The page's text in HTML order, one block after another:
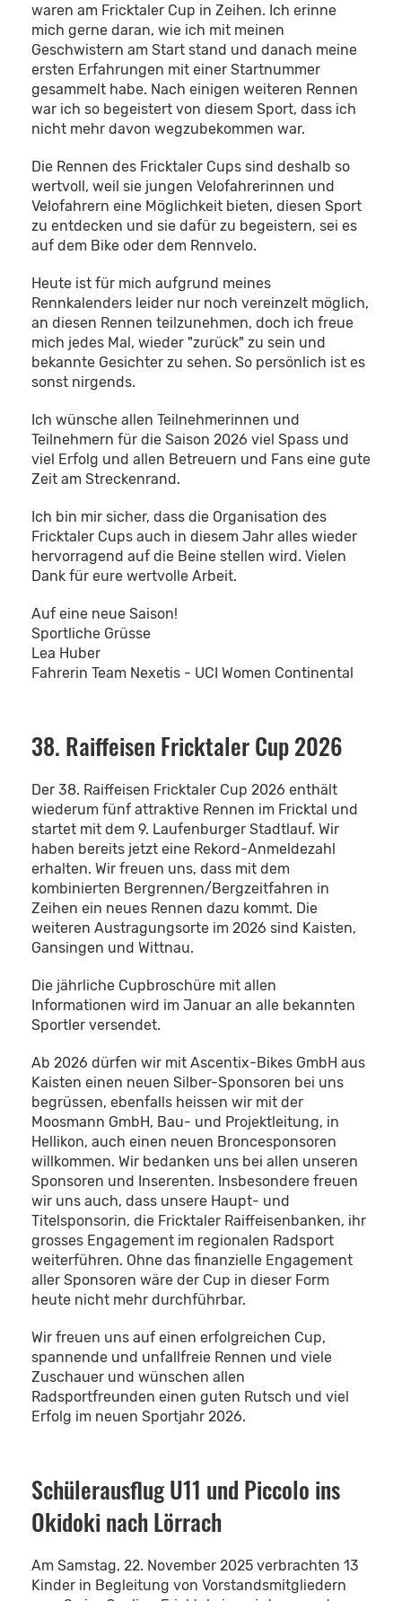
waren am Fricktaler Cup in Zeihen. Ich erinne
mich gerne daran, wie ich mit meinen
Geschwistern am Start stand und danach meine
ersten Erfahrungen mit einer Startnummer
gesammelt habe. Nach einigen weiteren Rennen
war ich so begeistert von diesem Sport, dass ich
nicht mehr davon wegzubekommen war.
Die Rennen des Fricktaler Cups sind deshalb so
wertvoll, weil sie jungen Velofahrerinnen und
Velofahrern eine Möglichkeit bieten, diesen Sport
zu entdecken und sie dafür zu begeistern, sei es
auf dem Bike oder dem Rennvelo.
Heute ist für mich aufgrund meines
Rennkalenders leider nur noch vereinzelt möglich,
an diesen Rennen teilzunehmen, doch ich freue
mich jedes Mal, wieder "zurück" zu sein und
bekannte Gesichter zu sehen. So persönlich ist es
sonst nirgends.
Ich wünsche allen Teilnehmerinnen und
Teilnehmern für die Saison 2026 viel Spass und
viel Erfolg und allen Betreuern und Fans eine gute
Zeit am Streckenrand.
Ich bin mir sicher, dass die Organisation des
Fricktaler Cups auch in diesem Jahr alles wieder
hervorragend auf die Beine stellen wird. Vielen
Dank für eure wertvolle Arbeit.
Auf eine neue Saison!
Sportliche Grüsse
Lea Huber
Fahrerin Team Nexetis - UCI Women Continental
38. Raiffeisen Fricktaler Cup 2026
Der 38. Raiffeisen Fricktaler Cup 2026 enthält
wiederum fünf attraktive Rennen im Fricktal und
startet mit dem 9. Laufenburger Stadtlauf. Wir
haben bereits jetzt eine Rekord-Anmeldezahl
erhalten. Wir freuen uns, dass mit dem
kombinierten Bergrennen/Bergzeitfahren in
Zeihen ein neues Rennen dazu kommt. Die
weiteren Austragungsorte im 2026 sind Kaisten,
Gansingen und Wittnau.
Die jährliche Cupbroschüre mit allen
Informationen wird im Januar an alle bekannten
Sportler versendet.
Ab 2026 dürfen wir mit Ascentix-Bikes GmbH aus
Kaisten einen neuen Silber-Sponsoren bei uns
begrüssen, ebenfalls heissen wir mit der
Moosmann GmbH, Bau- und Projektleitung, in
Hellikon, auch einen neuen Broncesponsoren
willkommen. Wir bedanken uns bei allen unseren
Sponsoren und Inserenten. Insbesondere freuen
wir uns auch, dass unsere Haupt- und
Titelsponsorin, die Fricktaler Raiffeisenbanken, ihr
grosses Engagement im regionalen Radsport
weiterführen. Ohne das finanzielle Engagement
aller Sponsoren wäre der Cup in dieser Form
heute nicht mehr durchführbar.
Wir freuen uns auf einen erfolgreichen Cup,
spannende und unfallfreie Rennen und viele
Zuschauer und wünschen allen
Radsportfreunden einen guten Rutsch und viel
Erfolg im neuen Sportjahr 2026.
Schülerausflug U11 und Piccolo ins
Okidoki nach Lörrach
Am Samstag, 22. November 2025 verbrachten 13
Kinder in Begleitung von Vorstandsmitgliedern